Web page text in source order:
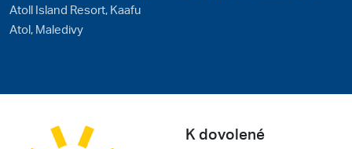
Atoll Island Resort, Kaafu
Atol, Maledivy
K dovolené